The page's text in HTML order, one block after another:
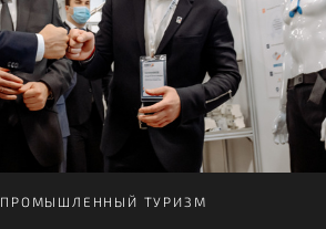
ПРОМЫШЛЕННЫЙ ТУРИЗМ